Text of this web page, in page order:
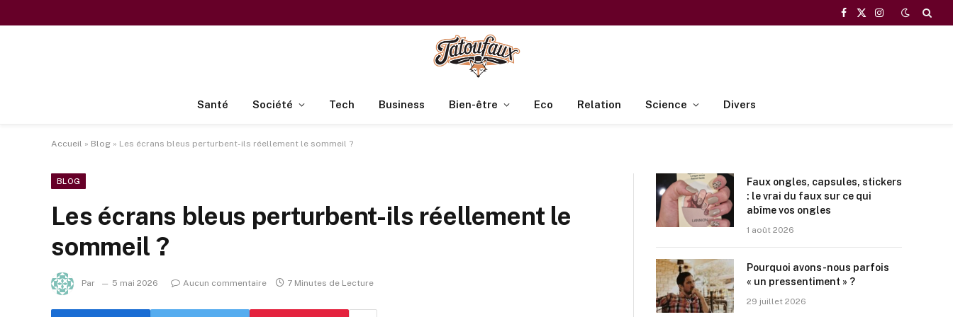
Facebook
X
Instagram
Santé Société Tech Business Bien-être Eco Relation Science Divers
Accueil » Blog » Les écrans bleus perturbent-ils réellement le sommeil ?
BLOG
Les écrans bleus perturbent-ils réellement le
sommeil ?
Par 5 mai 2026 Aucun commentaire 7 Minutes de Lecture
Faux ongles, capsules, stickers
: le vrai du faux sur ce qui
abîme vos ongles
1 août 2026
Pourquoi avons-nous parfois
« un pressentiment » ?
29 juillet 2026